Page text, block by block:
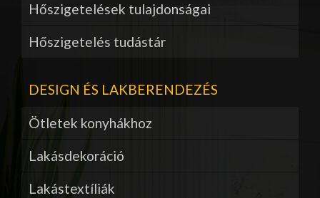
Hőszigetelések tulajdonságai
Hőszigetelés tudástár
DESIGN ÉS LAKBERENDEZÉS
Ötletek konyhákhoz
Lakásdekoráció
Lakástextíliák